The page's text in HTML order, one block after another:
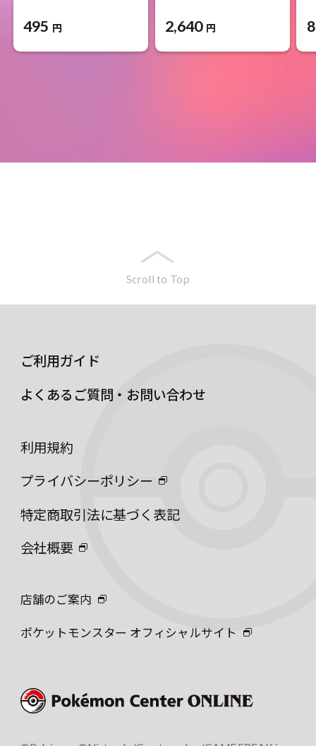
495 円 2,640 円
Scroll to Top
ご利用ガイド
よくあるご質問・お問い合わせ
利用規約
プライバシーポリシー
特定商取引法に基づく表記
会社概要
店舗のご案内
ポケットモンスター オフィシャルサイト